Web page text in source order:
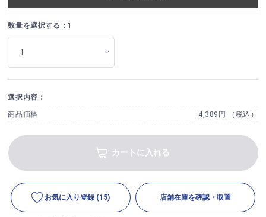
数量を選択する： 1
選択内容：
商品価格 4,389円 （税込）
カートに入れる
お気に入り登録 (15) 店舗在庫を確認・取置